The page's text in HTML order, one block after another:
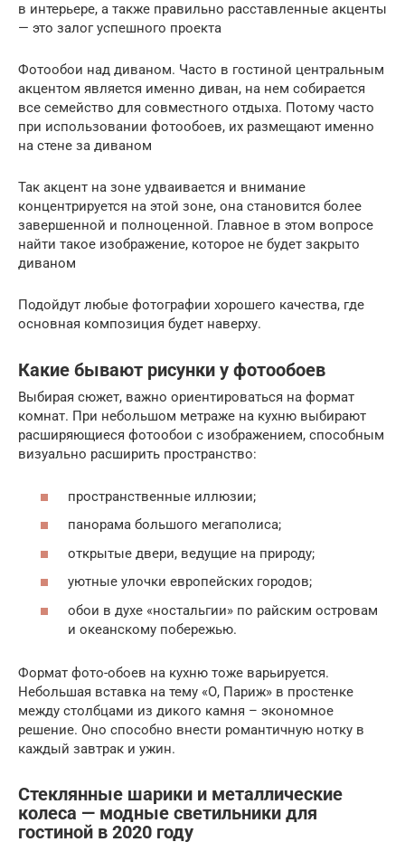
в интерьере, а также правильно расставленные акценты
— это залог успешного проекта
Фотообои над диваном. Часто в гостиной центральным
акцентом является именно диван, на нем собирается
все семейство для совместного отдыха. Потому часто
при использовании фотообоев, их размещают именно
на стене за диваном
Так акцент на зоне удваивается и внимание
концентрируется на этой зоне, она становится более
завершенной и полноценной. Главное в этом вопросе
найти такое изображение, которое не будет закрыто
диваном
Подойдут любые фотографии хорошего качества, где
основная композиция будет наверху.
Какие бывают рисунки у фотообоев
Выбирая сюжет, важно ориентироваться на формат
комнат. При небольшом метраже на кухню выбирают
расширяющиеся фотообои с изображением, способным
визуально расширить пространство:
пространственные иллюзии;
панорама большого мегаполиса;
открытые двери, ведущие на природу;
уютные улочки европейских городов;
обои в духе «ностальгии» по райским островам
и океанскому побережью.
Формат фото-обоев на кухню тоже варьируется.
Небольшая вставка на тему «О, Париж» в простенке
между столбцами из дикого камня – экономное
решение. Оно способно внести романтичную нотку в
каждый завтрак и ужин.
Стеклянные шарики и металлические
колеса — модные светильники для
гостиной в 2020 году